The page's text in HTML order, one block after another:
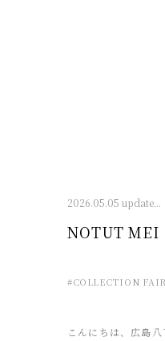
2026.05.05 update...
NOTUT MEI
#COLLECTION FAIR
こんにちは、広島八